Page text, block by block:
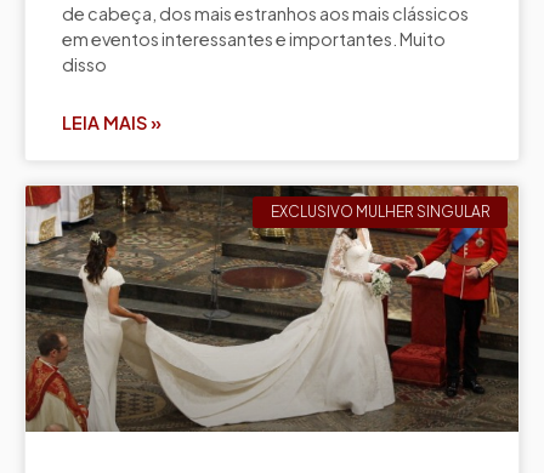
de cabeça, dos mais estranhos aos mais clássicos
em eventos interessantes e importantes. Muito
disso
LEIA MAIS »
EXCLUSIVO MULHER SINGULAR